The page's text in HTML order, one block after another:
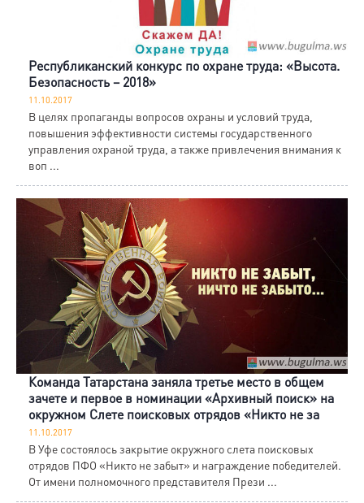
Республиканский конкурс по охране труда: «Высота.
Безопасность – 2018»
11.10.2017
В целях пропаганды вопросов охраны и условий труда,
повышения эффективности системы государственного
управления охраной труда, а также привлечения внимания к
воп ...
Команда Татарстана заняла третье место в общем
зачете и первое в номинации «Архивный поиск» на
окружном Слете поисковых отрядов «Никто не за
11.10.2017
В Уфе состоялось закрытие окружного слета поисковых
отрядов ПФО «Никто не забыт» и награждение победителей.
От имени полномочного представителя Прези ...